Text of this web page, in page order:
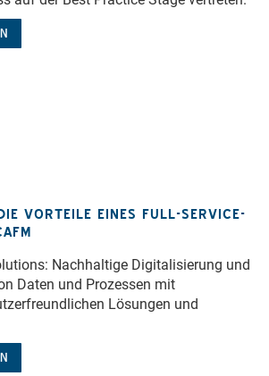
VORTEILE EINES FULL-SERVICE-
Nachhaltige Digitalisierung und
Daten und Prozessen mit
Lösungen und